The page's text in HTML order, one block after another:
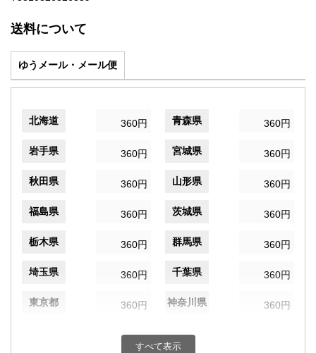
送料について
ゆうメール・メール便
北海道 360円 青森県 360円
岩手県 360円 宮城県 360円
秋田県 360円 山形県 360円
福島県 360円 茨城県 360円
栃木県 360円 群馬県 360円
埼玉県 360円 千葉県 360円
東京都 360円 神奈川県 360円
360円 富山県
すべて表示